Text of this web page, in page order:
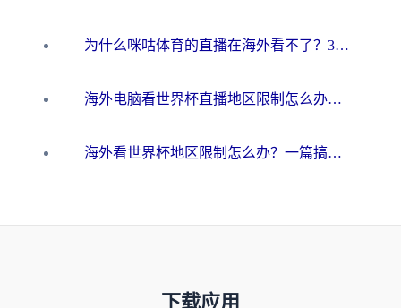
为什么咪咕体育的直播在海外看不了？3步解决海外看世界杯+抖音地区限制难题
海外电脑看世界杯直播地区限制怎么办？你需要一个聪明的加速器
海外看世界杯地区限制怎么办？一篇搞定咪咕视频播放+国内资源无缝访问指南
下载应用